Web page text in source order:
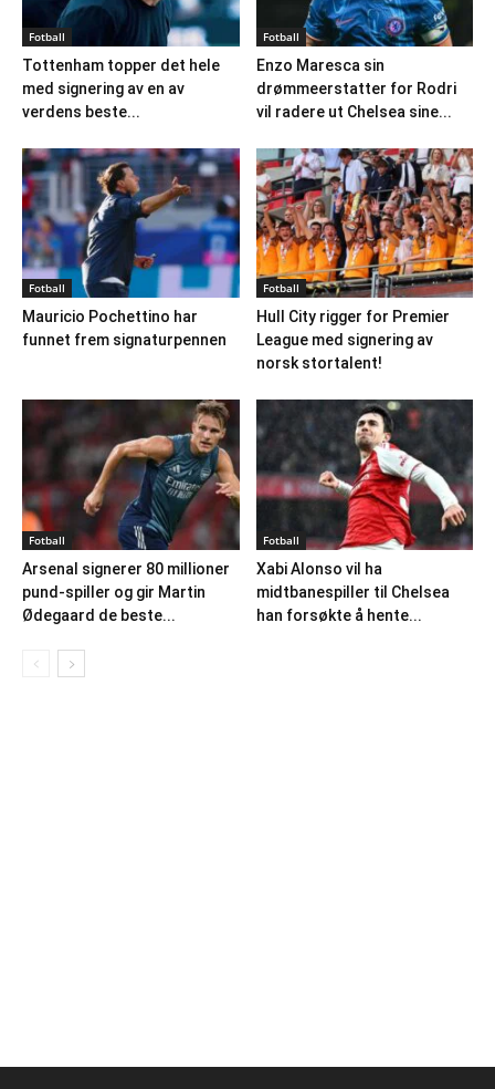
Fotball
Tottenham topper det hele
med signering av en av
verdens beste...
Fotball
Enzo Maresca sin
drømmeerstatter for Rodri
vil radere ut Chelsea sine...
Fotball
Mauricio Pochettino har
funnet frem signaturpennen
Fotball
Hull City rigger for Premier
League med signering av
norsk stortalent!
Fotball
Arsenal signerer 80 millioner
pund-spiller og gir Martin
Ødegaard de beste...
Fotball
Xabi Alonso vil ha
midtbanespiller til Chelsea
han forsøkte å hente...